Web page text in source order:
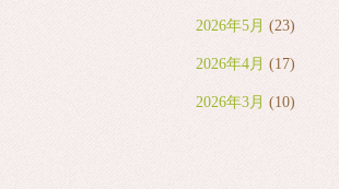
2026年5月 (23)
2026年4月 (17)
2026年3月 (10)